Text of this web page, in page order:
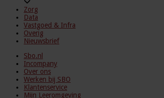
Zorg
Data
Vastgoed & Infra
Overig
Nieuwsbrief
Sbo.nl
Incompany
Over ons
Werken bij SBO
Klantenservice
Mijn Leeromgeving